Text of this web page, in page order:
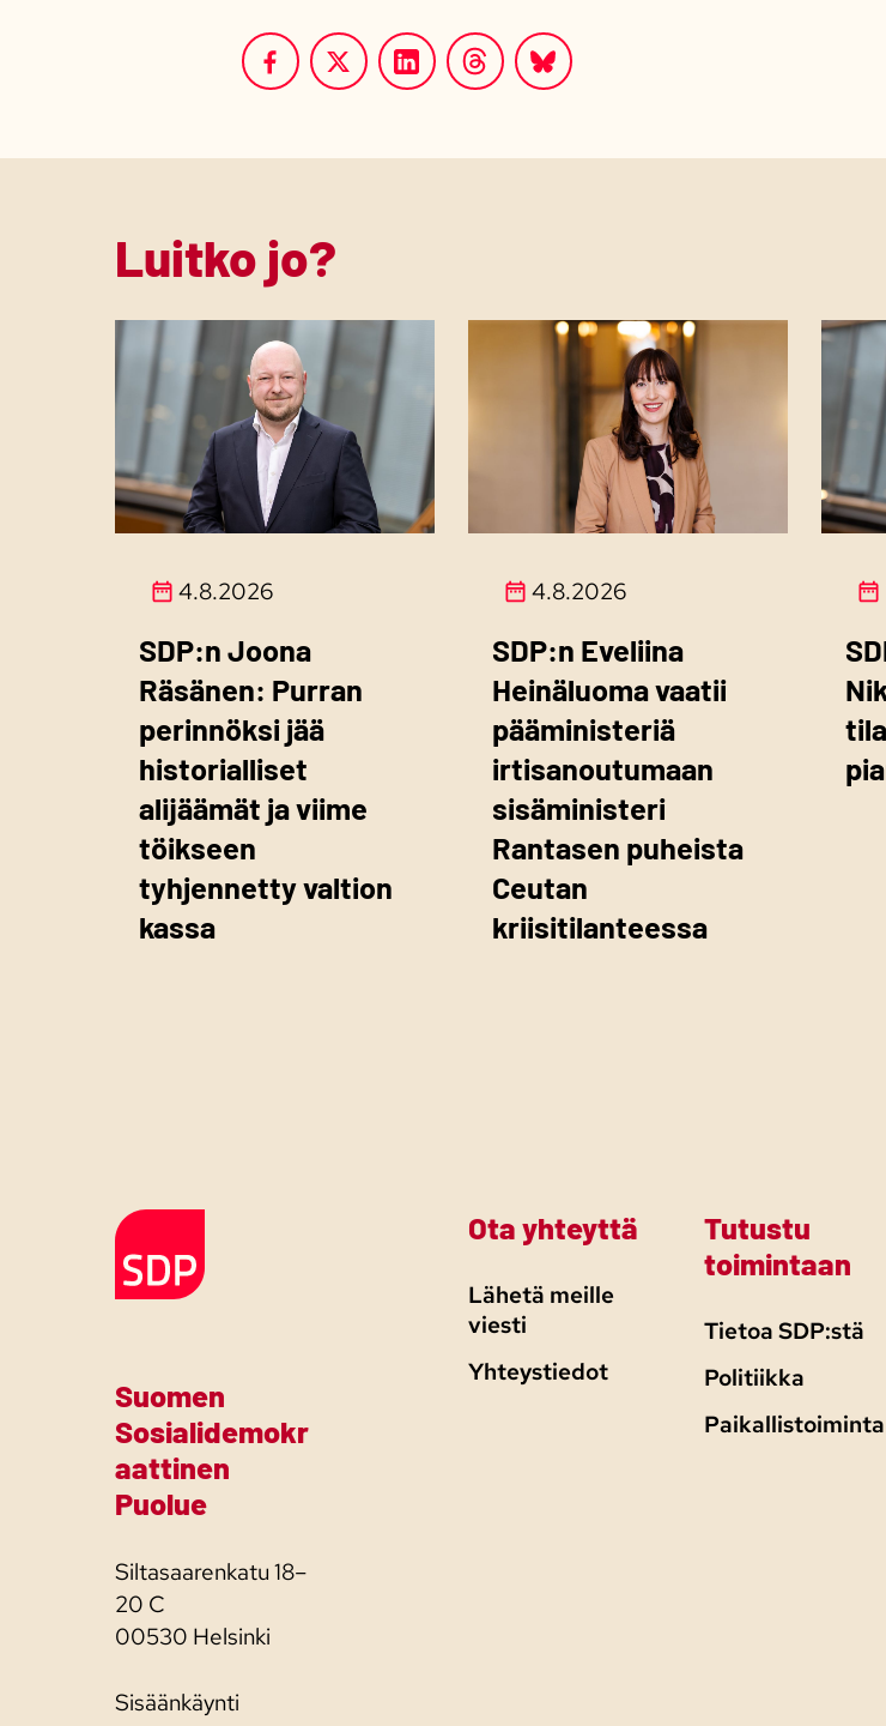
Luitko jo?
4.8.2026
SDP:n Joona
Räsänen: Purran
perinnöksi jää
historialliset
alijäämät ja viime
töikseen
tyhjennetty valtion
kassa
4.8.2026
SDP:n Eveliina
Heinäluoma vaatii
pääministeriä
irtisanoutumaan
sisäministeri
Rantasen puheista
Ceutan
kriisitilanteessa
Etusivulle
Suomen
Sosialidemokr
aattinen
Puolue
Siltasaarenkatu 18–
20 C
00530 Helsinki
Sisäänkäynti
Ota yhteyttä
Lähetä meille
viesti
Yhteystiedot
Tutustu
toimintaan
Tietoa SDP:stä
Politiikka
Paikallistoiminta